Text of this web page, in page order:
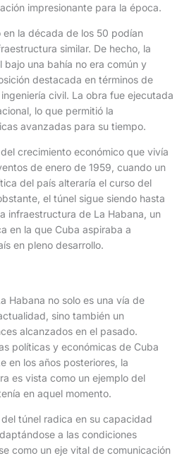
impresionante para la época.
en la década de los 50 podían
similar. De hecho, la
una bahía no era común y
destacada en términos de
civil. La obra fue ejecutada
lo que permitió la
avanzadas para su tiempo.
crecimiento económico que vivía
de enero de 1959, cuando un
del país alteraría el curso del
el túnel sigue siendo hasta
infraestructura de La Habana, un
en la que Cuba aspiraba a
en pleno desarrollo.
Habana no solo es una vía de
sino también un
alcanzados en el pasado.
políticas y económicas de Cuba
en los años posteriores, la
es vista como un ejemplo del
en aquel momento.
túnel radica en su capacidad
a las condiciones
como un eje vital de comunicación